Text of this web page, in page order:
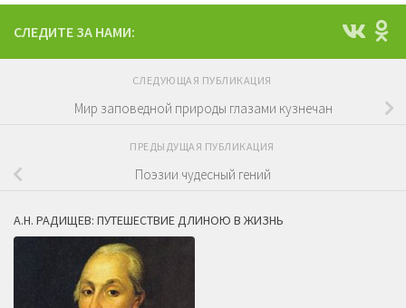
СЛЕДИТЕ ЗА НАМИ:
СЛЕДУЮЩАЯ ПУБЛИКАЦИЯ
Мир заповедной природы глазами кузнечан
ПРЕДЫДУЩАЯ ПУБЛИКАЦИЯ
Поэзии чудесный гений
А.Н. РАДИЩЕВ: ПУТЕШЕСТВИЕ ДЛИНОЮ В ЖИЗНЬ